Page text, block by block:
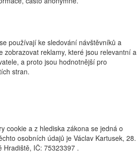
používají ke sledování návštěvníků a
zobrazovat reklamy, které jsou relevantní a
a proto jsou hodnotnější pro
stran.
cookie a z hlediska zákona se jedná o
osobních údajů je Václav Kartusek, 28.
IČ: 75323397 .